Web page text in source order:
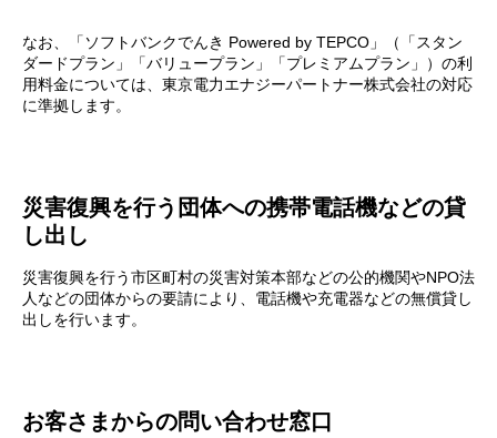
なお、「ソフトバンクでんき Powered by TEPCO」（「スタン
ダードプラン」「バリュープラン」「プレミアムプラン」）の利
用料金については、東京電力エナジーパートナー株式会社の対応
に準拠します。
災害復興を行う団体への携帯電話機などの貸
し出し
災害復興を行う市区町村の災害対策本部などの公的機関やNPO法
人などの団体からの要請により、電話機や充電器などの無償貸し
出しを行います。
お客さまからの問い合わせ窓口